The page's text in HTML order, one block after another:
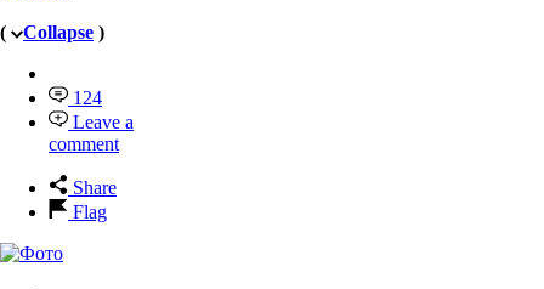
( Collapse )
124
Leave a
comment
Share
Flag